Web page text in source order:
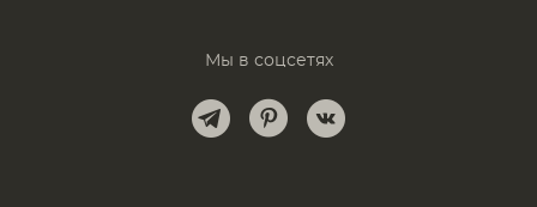
Мы в соцсетях